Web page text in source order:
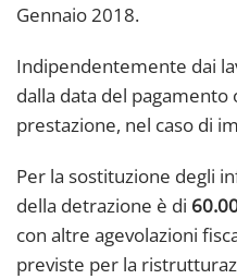
Gennaio 2018.
Indipendentemente dai
dalla data del
prestazione, nel caso di
Per la sostituzione degli
della detrazione è di
con altre agevolazioni
previste per la